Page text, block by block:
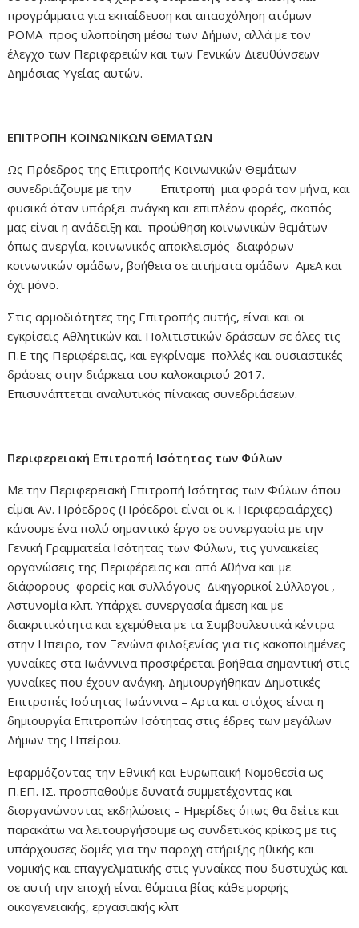
προγράμματα για εκπαίδευση και απασχόληση ατόμων
ΡΟΜΑ προς υλοποίηση μέσω των Δήμων, αλλά με τον
έλεγχο των Περιφερειών και των Γενικών Διευθύνσεων
Δημόσιας Υγείας αυτών.
ΕΠΙΤΡΟΠΗ ΚΟΙΝΩΝΙΚΩΝ ΘΕΜΑΤΩΝ
Ως Πρόεδρος της Επιτροπής Κοινωνικών Θεμάτων
συνεδριάζουμε με την Επιτροπή μια φορά τον μήνα, και
φυσικά όταν υπάρξει ανάγκη και επιπλέον φορές, σκοπός
μας είναι η ανάδειξη και προώθηση κοινωνικών θεμάτων
όπως ανεργία, κοινωνικός αποκλεισμός διαφόρων
κοινωνικών ομάδων, βοήθεια σε αιτήματα ομάδων ΑμεΑ και
όχι μόνο.
Στις αρμοδιότητες της Επιτροπής αυτής, είναι και οι
εγκρίσεις Αθλητικών και Πολιτιστικών δράσεων σε όλες τις
Π.Ε της Περιφέρειας, και εγκρίναμε πολλές και ουσιαστικές
δράσεις στην διάρκεια του καλοκαιριού 2017.
Επισυνάπτεται αναλυτικός πίνακας συνεδριάσεων.
Περιφερειακή Επιτροπή Ισότητας των Φύλων
Με την Περιφερειακή Επιτροπή Ισότητας των Φύλων όπου
είμαι Αν. Πρόεδρος (Πρόεδροι είναι οι κ. Περιφερειάρχες)
κάνουμε ένα πολύ σημαντικό έργο σε συνεργασία με την
Γενική Γραμματεία Ισότητας των Φύλων, τις γυναικείες
οργανώσεις της Περιφέρειας και από Αθήνα και με
διάφορους φορείς και συλλόγους Δικηγορικοί Σύλλογοι ,
Αστυνομία κλπ. Υπάρχει συνεργασία άμεση και με
διακριτικότητα και εχεμύθεια με τα Συμβουλευτικά κέντρα
στην Ηπειρο, τον Ξενώνα φιλοξενίας για τις κακοποιημένες
γυναίκες στα Ιωάννινα προσφέρεται βοήθεια σημαντική στις
γυναίκες που έχουν ανάγκη. Δημιουργήθηκαν Δημοτικές
Επιτροπές Ισότητας Ιωάννινα – Αρτα και στόχος είναι η
δημιουργία Επιτροπών Ισότητας στις έδρες των μεγάλων
Δήμων της Ηπείρου.
Εφαρμόζοντας την Εθνική και Ευρωπαική Νομοθεσία ως
Π.ΕΠ. ΙΣ. προσπαθούμε δυνατά συμμετέχοντας και
διοργανώνοντας εκδηλώσεις – Ημερίδες όπως θα δείτε και
παρακάτω να λειτουργήσουμε ως συνδετικός κρίκος με τις
υπάρχουσες δομές για την παροχή στήριξης ηθικής και
νομικής και επαγγελματικής στις γυναίκες που δυστυχώς και
σε αυτή την εποχή είναι θύματα βίας κάθε μορφής
οικογενειακής, εργασιακής κλπ